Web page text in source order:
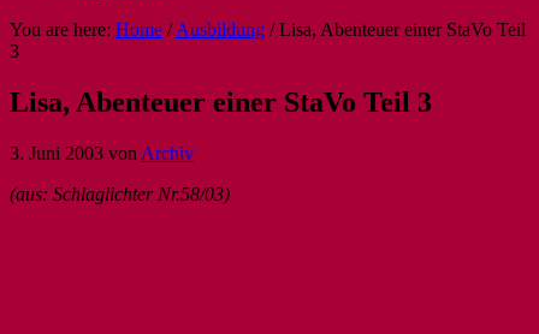
You are here: Home / Ausbildung /Lisa, Abenteuer einer StaVo Teil
3
Lisa, Abenteuer einer StaVo Teil 3
3. Juni 2003 von Archiv
(aus: Schlaglichter Nr.58/03)